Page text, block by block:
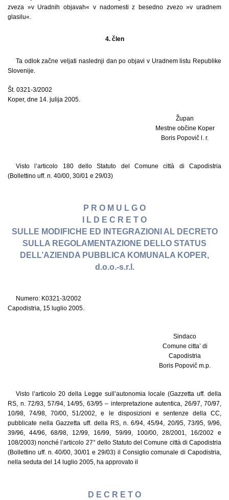
zveza »v Uradnih objavah« v nadomesti z besedno zvezo »v uradnem
glasilu«.
4. člen
Ta odlok začne veljati naslednji dan po objavi v Uradnem listu Republike
Slovenije.
Št. 0321-3/2002
Koper, dne 14. julija 2005.
Župan
Mestne občine Koper
Boris Popovič l. r.
Visto l’articolo 180 dello Statuto del Comune città di Capodistria
(Bollettino uff. n. 40/00, 30/01 e 29/03)
P R O M U L G O
I L D E C R E T O
SULLE MODIFICHE ED INTEGRAZIONI AL DECRETO
SULLA REGOLAMENTAZIONE DELLO STATUS
DELL’AZIENDA PUBBLICA KOMUNALA KOPER,
d.o.o.-s.r.l.
Numero: K0321-3/2002
Capodistria, 15 luglio 2005.
Sindaco
Comune citta’ di
Capodistria
Boris Popovič m.p.
Visto l’articolo 20 della Legge sull’autonomia locale (Gazzetta uff. della
RS, n. 72/93, 57/94, 14/95, 63/95 – interpretazione autentica, 26/97, 70/97,
10/98, 74/98, 70/00, 51/2002, e le disposizioni e sentenze della CC,
pubblicate nella Gazzetta uff. della RS, n. 6/94, 45/94, 20/95, 73/95, 9/96,
39/96, 44/96, 68/98, 12/99, 16/99, 59/99, 100/00, 28/2001, 16/2002 e
108/2003) nonché l’articolo 27° dello Statuto del Comune città di Capodistria
(Bollettino uff. n. 40/00, 30/01 e 29/03) il Consiglio comunale di Capodistria,
nella seduta del 14 luglio 2005, ha approvato il
D E C R E T O